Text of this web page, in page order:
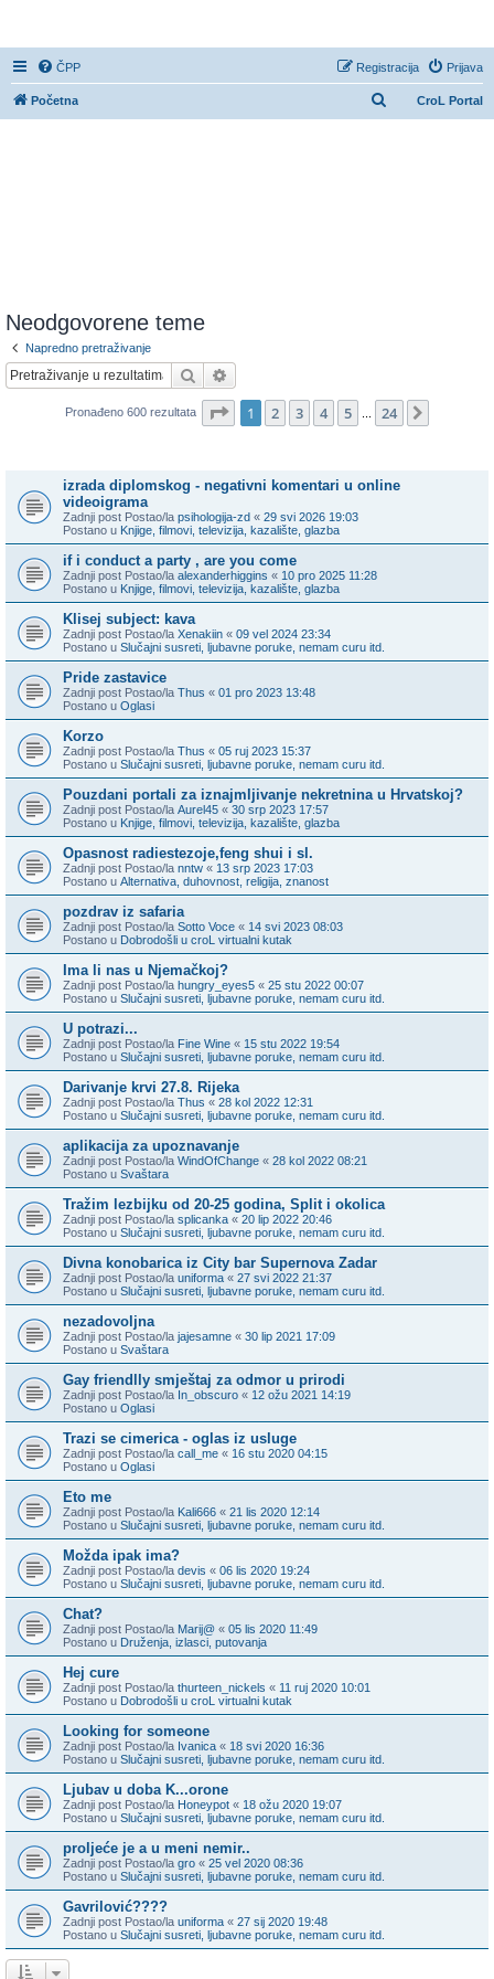
ČPP Prijava
Registracija
CroL Portal
Početna
Neodgovorene teme
Napredno pretraživanje
Pretražnik
Pronađeno 600 rezultata Stranica: 1/ 24.
1 2 3 4 5 24
izrada diplomskog - negativni komentari u online
videoigrama
Zadnji post Postao/la psihologija-zd « 29 svi 2026 19:03
Postano u Knjige, filmovi, televizija, kazalište, glazba
if i conduct a party , are you come
Zadnji post Postao/la alexanderhiggins « 10 pro 2025 11:28
Postano u Knjige, filmovi, televizija, kazalište, glazba
Klisej subject: kava
Zadnji post Postao/la Xenakiin « 09 vel 2024 23:34
Postano u Slučajni susreti, ljubavne poruke, nemam curu itd.
Pride zastavice
Zadnji post Postao/la Thus « 01 pro 2023 13:48
Postano u Oglasi
Korzo
Zadnji post Postao/la Thus « 05 ruj 2023 15:37
Postano u Slučajni susreti, ljubavne poruke, nemam curu itd.
Pouzdani portali za iznajmljivanje nekretnina u Hrvatskoj?
Zadnji post Postao/la Aurel45 « 30 srp 2023 17:57
Postano u Knjige, filmovi, televizija, kazalište, glazba
Opasnost radiestezoje,feng shui i sl.
Zadnji post Postao/la nntw « 13 srp 2023 17:03
Postano u Alternativa, duhovnost, religija, znanost
pozdrav iz safaria
Zadnji post Postao/la Sotto Voce « 14 svi 2023 08:03
Postano u Dobrodošli u croL virtualni kutak
Ima li nas u Njemačkoj?
Zadnji post Postao/la hungry_eyes5 « 25 stu 2022 00:07
Postano u Slučajni susreti, ljubavne poruke, nemam curu itd.
U potrazi...
Zadnji post Postao/la Fine Wine « 15 stu 2022 19:54
Postano u Slučajni susreti, ljubavne poruke, nemam curu itd.
Darivanje krvi 27.8. Rijeka
Zadnji post Postao/la Thus « 28 kol 2022 12:31
Postano u Slučajni susreti, ljubavne poruke, nemam curu itd.
aplikacija za upoznavanje
Zadnji post Postao/la WindOfChange « 28 kol 2022 08:21
Postano u Svaštara
Tražim lezbijku od 20-25 godina, Split i okolica
Zadnji post Postao/la splicanka « 20 lip 2022 20:46
Postano u Slučajni susreti, ljubavne poruke, nemam curu itd.
Divna konobarica iz City bar Supernova Zadar
Zadnji post Postao/la uniforma « 27 svi 2022 21:37
Postano u Slučajni susreti, ljubavne poruke, nemam curu itd.
nezadovoljna
Zadnji post Postao/la jajesamne « 30 lip 2021 17:09
Postano u Svaštara
Gay friendlly smještaj za odmor u prirodi
Zadnji post Postao/la In_obscuro « 12 ožu 2021 14:19
Postano u Oglasi
Trazi se cimerica - oglas iz usluge
Zadnji post Postao/la call_me « 16 stu 2020 04:15
Postano u Oglasi
Eto me
Zadnji post Postao/la Kali666 « 21 lis 2020 12:14
Postano u Slučajni susreti, ljubavne poruke, nemam curu itd.
Možda ipak ima?
Zadnji post Postao/la devis « 06 lis 2020 19:24
Postano u Slučajni susreti, ljubavne poruke, nemam curu itd.
Chat?
Zadnji post Postao/la Marij@ « 05 lis 2020 11:49
Postano u Druženja, izlasci, putovanja
Hej cure
Zadnji post Postao/la thurteen_nickels « 11 ruj 2020 10:01
Postano u Dobrodošli u croL virtualni kutak
Looking for someone
Zadnji post Postao/la Ivanica « 18 svi 2020 16:36
Postano u Slučajni susreti, ljubavne poruke, nemam curu itd.
Ljubav u doba K...orone
Zadnji post Postao/la Honeypot « 18 ožu 2020 19:07
Postano u Slučajni susreti, ljubavne poruke, nemam curu itd.
proljeće je a u meni nemir..
Zadnji post Postao/la gro « 25 vel 2020 08:36
Postano u Slučajni susreti, ljubavne poruke, nemam curu itd.
Gavrilović????
Zadnji post Postao/la uniforma « 27 sij 2020 19:48
Postano u Slučajni susreti, ljubavne poruke, nemam curu itd.